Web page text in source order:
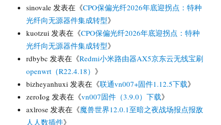
sinovale 发表在《CPO保偏光纤2026年底迎拐点：特种
光纤向无源器件集成转型》
kuotzui 发表在《CPO保偏光纤2026年底迎拐点：特种
光纤向无源器件集成转型》
rdbybc 发表在《Redmi小米路由器AX5京东云无线宝刷
openwrt（R22.4.18） 》
bizheyanhuxi 发表在《联通vn007+固件1.12.5下载》
zeroIog 发表在《vn007固件（3.9.0）下载》
axlrose 发表在《魔兽世界12.0.1至暗之夜战场报点报敌
人人数插件》